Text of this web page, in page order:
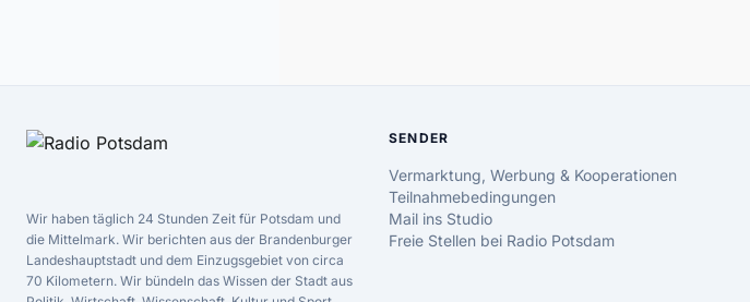
Wir haben täglich 24 Stunden Zeit für Potsdam und
die Mittelmark. Wir berichten aus der Brandenburger
Landeshauptstadt und dem Einzugsgebiet von circa
70 Kilometern. Wir bündeln das Wissen der Stadt aus
SENDER
Vermarktung, Werbung & Kooperationen
Teilnahmebedingungen
Mail ins Studio
Freie Stellen bei Radio Potsdam